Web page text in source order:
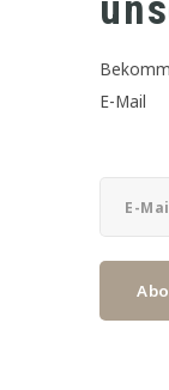
E-Mail
mischen.